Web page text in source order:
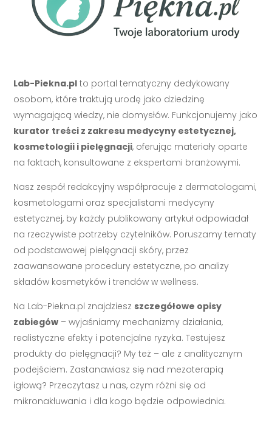
Lab-Piekna.pl to portal tematyczny dedykowany
osobom, które traktują urodę jako dziedzinę
wymagającą wiedzy, nie domysłów. Funkcjonujemy jako
kurator treści z zakresu medycyny estetycznej,
kosmetologii i pielęgnacji, oferując materiały oparte
na faktach, konsultowane z ekspertami branżowymi.
Nasz zespół redakcyjny współpracuje z dermatologami,
kosmetologami oraz specjalistami medycyny
estetycznej, by każdy publikowany artykuł odpowiadał
na rzeczywiste potrzeby czytelników. Poruszamy tematy
od podstawowej pielęgnacji skóry, przez
zaawansowane procedury estetyczne, po analizy
składów kosmetyków i trendów w wellness.
Na Lab-Piekna.pl znajdziesz szczegółowe opisy
zabiegów – wyjaśniamy mechanizmy działania,
realistyczne efekty i potencjalne ryzyka. Testujesz
produkty do pielęgnacji? My też – ale z analitycznym
podejściem. Zastanawiasz się nad mezoterapią
igłową? Przeczytasz u nas, czym różni się od
mikronakłuwania i dla kogo będzie odpowiednia.